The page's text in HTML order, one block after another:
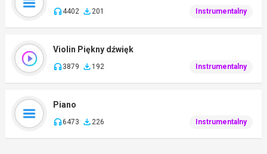
4402 201 Instrumentalny
Violin Piękny dźwięk
3879 192 Instrumentalny
Piano
6473 226 Instrumentalny